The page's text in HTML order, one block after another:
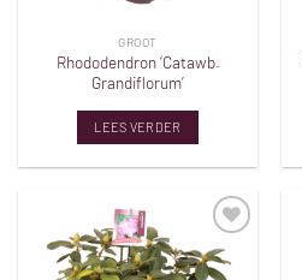
GROOT
Rhododendron ‘Catawb.
Grandiflorum’
LEES VERDER
Toevoegen
aan